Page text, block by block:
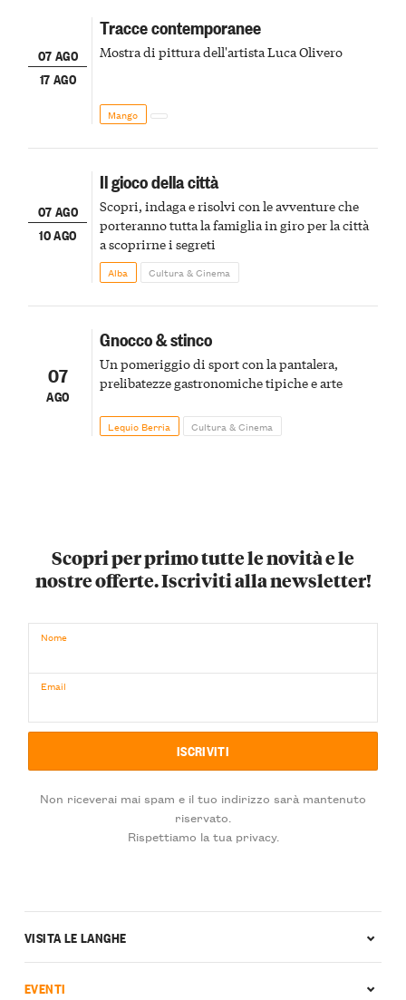
07 AGO
17 AGO
Tracce contemporanee
Mostra di pittura dell'artista Luca Olivero
Mango
07 AGO
10 AGO
Il gioco della città
Scopri, indaga e risolvi con le avventure che
porteranno tutta la famiglia in giro per la città
a scoprirne i segreti
Alba Cultura & Cinema
07
AGO
Gnocco & stinco
Un pomeriggio di sport con la pantalera,
prelibatezze gastronomiche tipiche e arte
Lequio Berria Cultura & Cinema
Scopri per primo tutte le novità e le
nostre offerte. Iscriviti alla newsletter!
Nome
Email
Non riceverai mai spam e il tuo indirizzo sarà mantenuto
riservato.
Rispettiamo la tua privacy.
VISITA LE LANGHE
EVENTI